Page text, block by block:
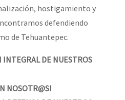
hostigamiento y
defendiendo
de Tehuantepec.
INTEGRAL DE NUESTROS
NOSOTR@S!